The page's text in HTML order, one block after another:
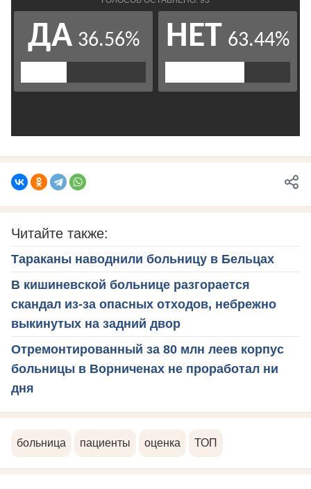
Читайте также:
Тараканы наводнили больницу в Бельцах
В кишиневской больнице разгорается
скандал из-за опасных отходов, небрежно
выкинутых на задний двор
Отремонтированный за 80 млн леев корпус
больницы в Ворниченах не проработал ни
дня
больница пациенты оценка ТОП